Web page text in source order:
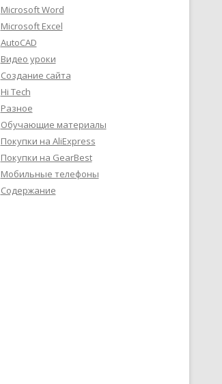
Microsoft Word
Microsoft Excel
AutoCAD
Видео уроки
Создание сайта
Hi Tech
Разное
Обучающие материалы
Покупки на AliExpress
Покупки на GearBest
Мобильные телефоны
Содержание